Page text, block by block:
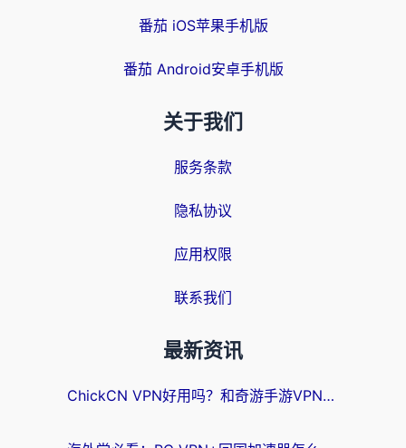
番茄 iOS苹果手机版
番茄 Android安卓手机版
关于我们
服务条款
隐私协议
应用权限
联系我们
最新资讯
ChickCN VPN好用吗？和奇游手游VPN对比哪个回国效果更好？海外党亲测实用指南